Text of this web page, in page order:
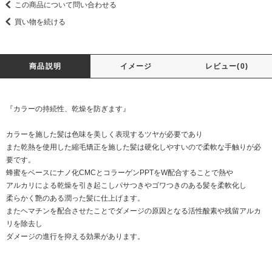
この商品について問い合わせる
買い物を続ける
商品説明 イメージ レビュー(0)
『カラーの持続性、乾燥を防ぎます』
カラーを施した髪は色味を美しく表現するツヤが必要であり
また乾熱を使用した縮毛矯正を施した髪は硬化しやすいので柔軟な手触りが必
要です。
蜂蜜をベースにナノ化CMCとコラーゲンPPTをW配合することで熱や
アルカリによる乾燥を引き起こしパサつきやゴワつきのある髪を柔軟化し
柔らかく艶のある潤った髪に仕上げます。
またヘマチンを配合させたことでダメージの原因となる活性酸素や残留アルカ
リを除去し
ダメージの進行を抑える効果があります。